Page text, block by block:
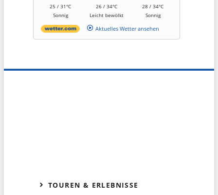
25 / 31°C
Sonnig
26 / 34°C
Leicht bewölkt
28 / 34°C
Sonnig
Aktuelles Wetter ansehen
TOUREN & ERLEBNISSE